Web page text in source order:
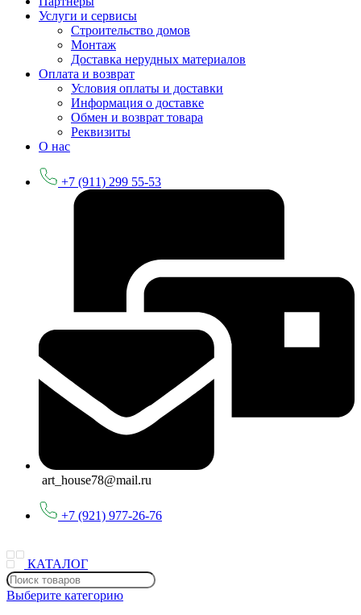
Услуги и сервисы
Строительство домов
Монтаж
Доставка нерудных материалов
Оплата и возврат
Условия оплаты и доставки
Информация о доставке
Обмен и возврат товара
Реквизиты
О нас
+7 (911) 299 55-53
art_house78@mail.ru
+7 (921) 977-26-76
КАТАЛОГ
Выберите категорию